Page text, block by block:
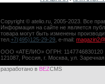
Copyright © atelio.ru, 2005-2023. Все
Информация на сайте не является
товара могут быть изменены
тел. +7(495)125-29-29 , e-mail:
ООО «АТЕЛИО» ОГРН: 1147746830120
121087, Россия, г. Москва, ул.
разработано в BEZCMS